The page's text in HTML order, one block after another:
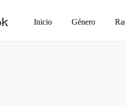
Inicio Género